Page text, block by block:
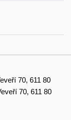
70, 611 80
70, 611 80